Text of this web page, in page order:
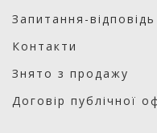
Запитання-відповідь
Контакти
Знято з продажу
Договір публічної